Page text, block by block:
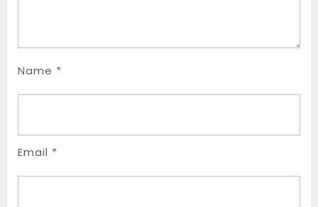
Name *
Email *